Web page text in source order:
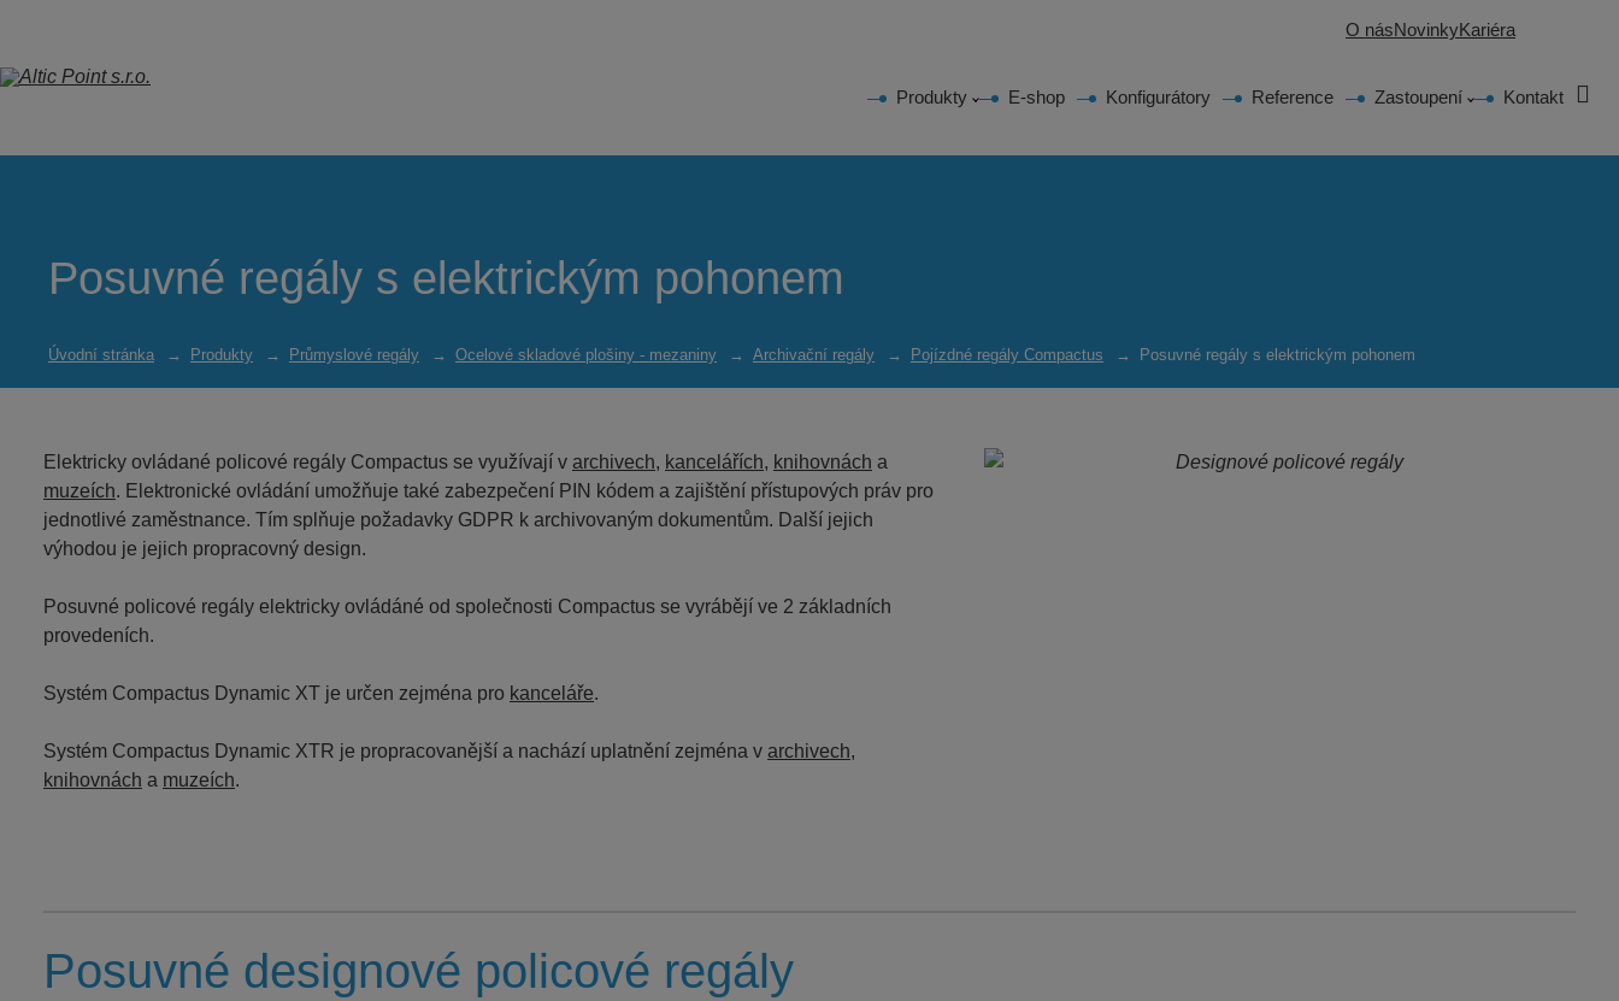
O násNovinkyKariéra
Produkty E-shop Konfigurátory Reference Zastoupení Kontakt
Posuvné regály s elektrickým pohonem
Úvodní stránka Produkty Průmyslové regály Ocelové skladové plošiny - mezaniny Archivační regály Pojízdné regály Compactus Posuvné regály s elektrickým pohonem
Elektricky ovládané policové regály Compactus se využívají v archivech, kancelářích, knihovnách a
muzeích. Elektronické ovládání umožňuje také zabezpečení PIN kódem a zajištění přístupových práv pro
jednotlivé zaměstnance. Tím splňuje požadavky GDPR k archivovaným dokumentům. Další jejich
výhodou je jejich propracovný design.
Posuvné policové regály elektricky ovládáné od společnosti Compactus se vyrábějí ve 2 základních
provedeních.
Systém Compactus Dynamic XT je určen zejména pro kanceláře.
Systém Compactus Dynamic XTR je propracovanější a nachází uplatnění zejména v archivech,
knihovnách a muzeích.
Posuvné designové policové regály